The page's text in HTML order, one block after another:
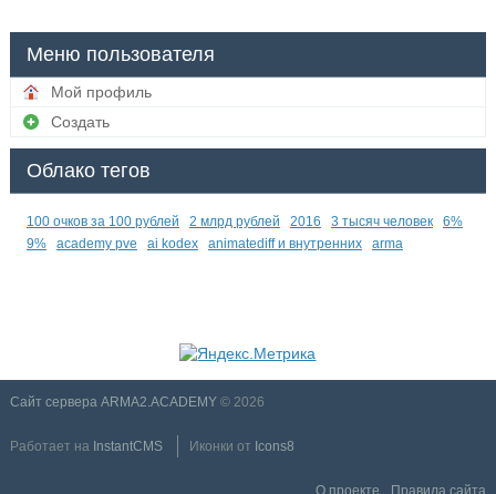
Меню пользователя
Мой профиль
Создать
Облако тегов
100 очков за 100 рублей 2 млрд рублей 2016 3 тысяч человек
6%
9%
academy pve ai kodex animatediff и внутренних arma
Сайт сервера ARMA2.ACADEMY© 2026
Работает на InstantCMS Иконки от Icons8